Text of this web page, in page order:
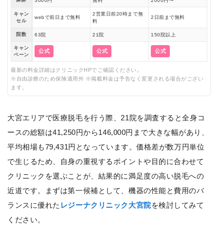
キャン
セル
webで前日まで無料
2営業日前20時まで無
料
2日前まで無料
院数 63院 21院 150院以上
キャン
ペーン
公式 公式 公式
最新の料金詳細はクリニックHPでご確認ください。
※自由診療のため保険適用外 ※掲載料金は予告なく変更される場合がござい
ます。
大宮エリアで医療脱毛を行う際、21院を調査すると全身コ
ースの総額は41,250円から146,000円まで大きな幅があり、
平均相場も79,431円となっています。価格差が数万円単位
で生じるため、自身の重視するポイントや目的に合わせて
クリニックを選ぶことが、結果的に満足度の高い脱毛への
近道です。まずは第一候補として、機器の性能と費用のバ
ランスに優れた レジーナクリニック大宮院を検討してみて
ください。